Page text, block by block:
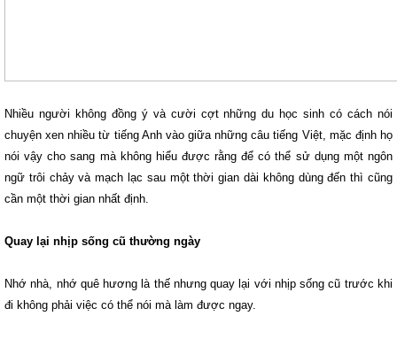
Nhiều người không đồng ý và cười cợt những du học sinh có cách nói
chuyện xen nhiều từ tiếng Anh vào giữa những câu tiếng Việt, mặc định họ
nói vậy cho sang mà không hiểu được rằng để có thể sử dụng một ngôn
ngữ trôi chảy và mạch lạc sau một thời gian dài không dùng đến thì cũng
cần một thời gian nhất định.
Quay lại nhịp sống cũ thường ngày
Nhớ nhà, nhớ quê hương là thế nhưng quay lại với nhịp sống cũ trước khi
đi không phải việc có thể nói mà làm được ngay.